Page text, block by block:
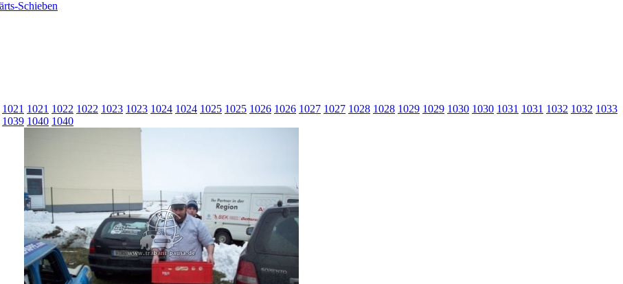
1021 1021 1022 1022 1023 1023 1024 1024 1025 1025 1026 1026 1027 1027 1028 1028 1029 1029 1030 1030 1031 1031 1032 1032 1033
1039 1040 1040